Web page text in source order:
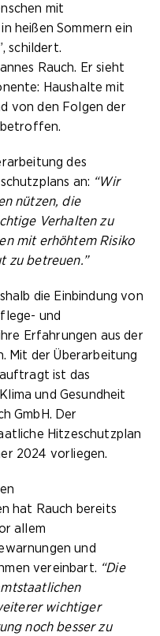
mit
heißen Sommern ein
schildert.
Rauch. Er sieht
Haushalte mit
von den Folgen der
betroffen.
des
an: “Wir
nützen, die
Verhalten zu
mit erhöhtem Risiko
zu betreuen.”
die Einbindung von
und
Erfahrungen aus der
Mit der Überarbeitung
ist das
und Gesundheit
GmbH. Der
Hitzeschutzplan
2024 vorliegen.
hat Rauch bereits
allem
und
vereinbart. “Die
wichtiger
noch besser zu